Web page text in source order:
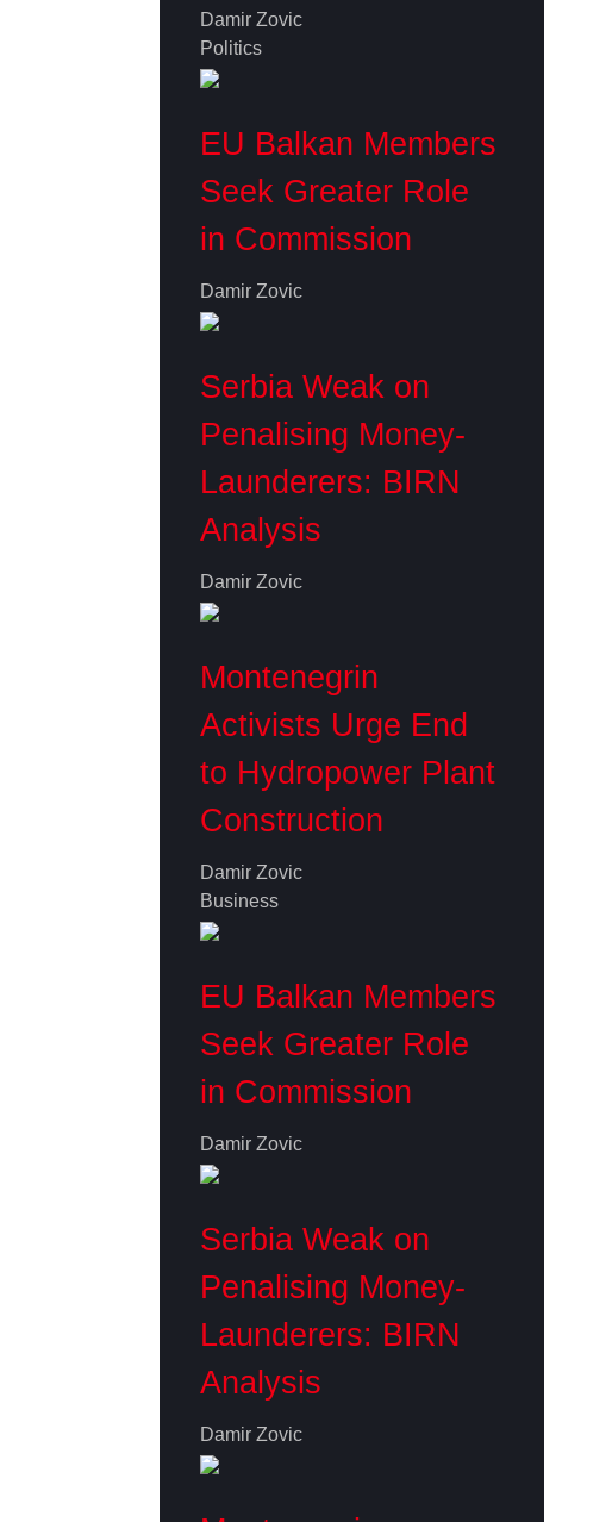
Damir Zovic
Politics
EU Balkan Members
Seek Greater Role
in Commission
Damir Zovic
Serbia Weak on
Penalising Money-
Launderers: BIRN
Analysis
Damir Zovic
Montenegrin
Activists Urge End
to Hydropower Plant
Construction
Damir Zovic
Business
EU Balkan Members
Seek Greater Role
in Commission
Damir Zovic
Serbia Weak on
Penalising Money-
Launderers: BIRN
Analysis
Damir Zovic